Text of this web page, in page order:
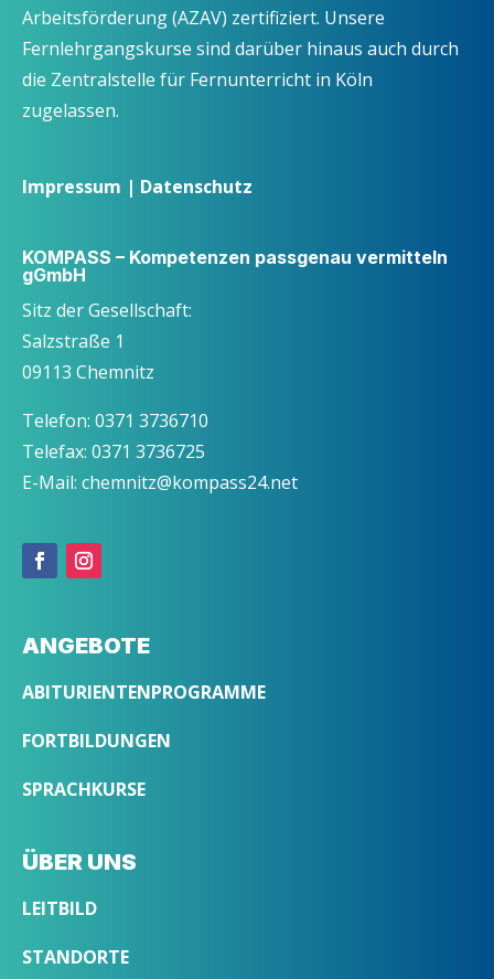
Arbeitsförderung (AZAV) zertifiziert. Unsere
Fernlehrgangskurse sind darüber hinaus auch durch
die Zentralstelle für Fernunterricht in Köln
zugelassen.
Impressum | Datenschutz
KOMPASS – Kompetenzen passgenau vermitteln
gGmbH
Sitz der Gesellschaft:
Salzstraße 1
09113 Chemnitz
Telefon: 0371 3736710
Telefax: 0371 3736725
E-Mail: chemnitz@kompass24.net
ANGEBOTE
ABITURIENTENPROGRAMME
FORTBILDUNGEN
SPRACHKURSE
ÜBER UNS
LEITBILD
STANDORTE